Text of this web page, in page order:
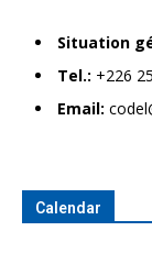
Situation
Tel.: +226
Email:
Calendar